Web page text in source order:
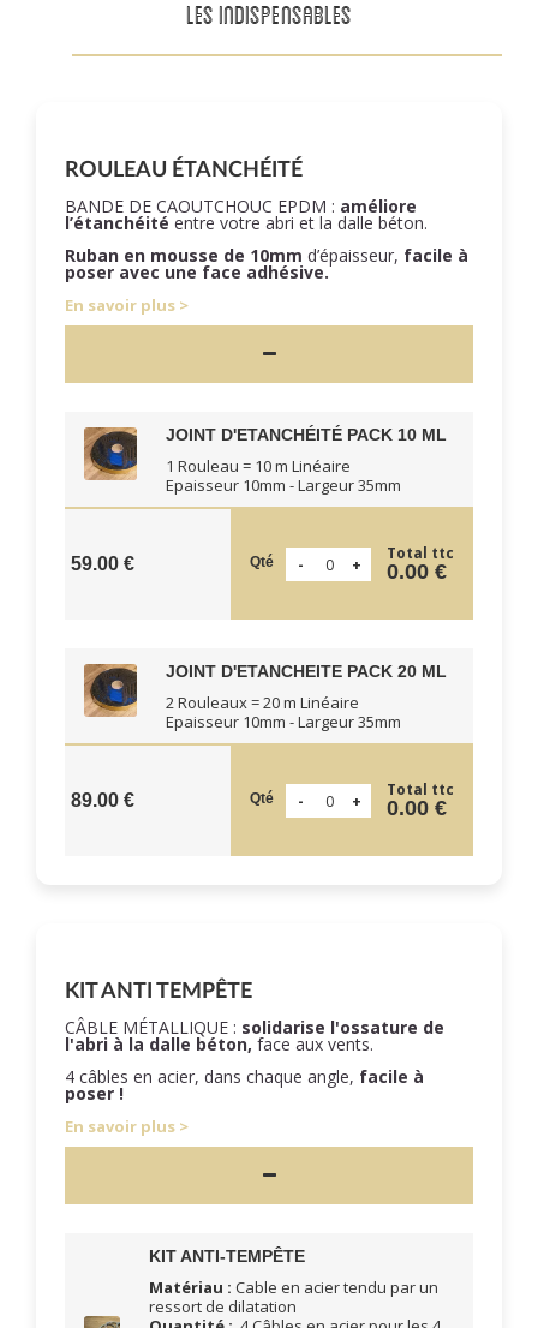
LES INDISPENSABLES
ROULEAU ÉTANCHÉITÉ
BANDE DE CAOUTCHOUC EPDM : améliore
l’étanchéité entre votre abri et la dalle béton.
Ruban en mousse de 10mm d’épaisseur, facile à
poser avec une face adhésive.
En savoir plus
JOINT D'ETANCHÉITÉ PACK 10 ML
1 Rouleau = 10 m Linéaire
Epaisseur 10mm - Largeur 35mm
59.00 € Qté Total ttc
0.00 €
JOINT D'ETANCHEITE PACK 20 ML
2 Rouleaux = 20 m Linéaire
Epaisseur 10mm - Largeur 35mm
89.00 € Qté Total ttc
0.00 €
KIT ANTI TEMPÊTE
CÂBLE MÉTALLIQUE : solidarise l'ossature de
l'abri à la dalle béton, face aux vents.
4 câbles en acier, dans chaque angle, facile à
poser !
En savoir plus
KIT ANTI-TEMPÊTE
Matériau : Cable en acier tendu par un
ressort de dilatation